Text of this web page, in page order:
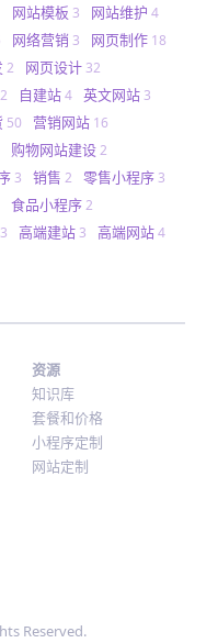
网站模板 3 网站维护 4
网络营销 3 网页制作 18
2 网页设计 32
2 自建站4 英文网站 3
50 营销网站 16
购物网站建设2
3 销售 2 零售小程序 3
食品小程序2
3 高端建站 3 高端网站4
资源
知识库
套餐和价格
小程序定制
网站定制
Reserved.